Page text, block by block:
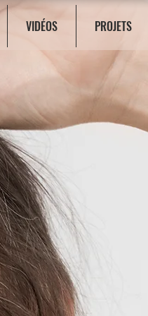
VIDÉOS PROJETS